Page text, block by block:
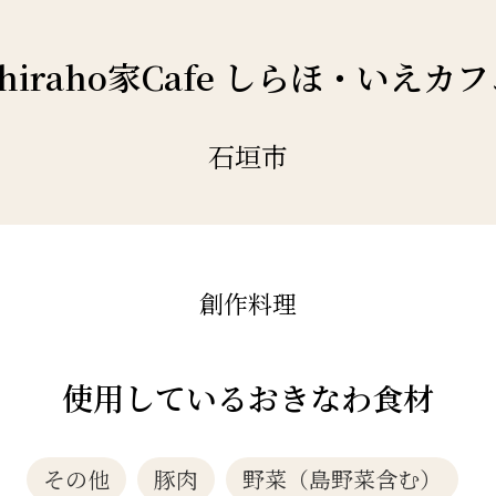
家Cafe しらほ・いえカフ
石垣市
創作料理
使用しているおきなわ食材
その他 豚肉 野菜（島野菜含む）